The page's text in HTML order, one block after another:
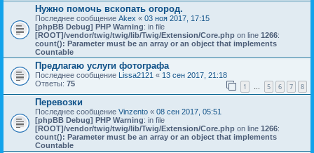
Нужно помочь вскопать огород.
Последнее сообщение Akex « 03 ноя 2017, 17:15
[phpBB Debug] PHP Warning: in file
[ROOT]/vendor/twig/twig/lib/Twig/Extension/Core.php on line 1266:
count(): Parameter must be an array or an object that implements
Countable
Предлагаю услуги фотографа
Последнее сообщение Lissa2121 « 13 сен 2017, 21:18
Ответы: 75 1 … 5 6 7 8
Перевозки
Последнее сообщение Vinzento « 08 сен 2017, 05:51
[phpBB Debug] PHP Warning: in file
[ROOT]/vendor/twig/twig/lib/Twig/Extension/Core.php on line 1266:
count(): Parameter must be an array or an object that implements
Countable